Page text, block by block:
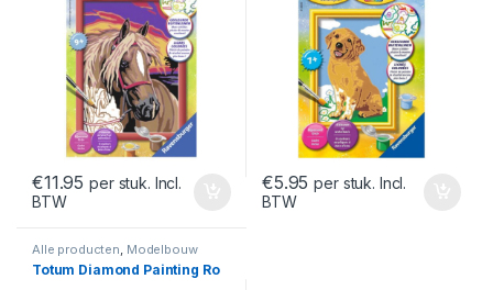
€11.95 per stuk. Incl.
BTW
€5.95 per stuk. Incl.
BTW
Alle producten, Modelbouw
Totum Diamond Painting Ro